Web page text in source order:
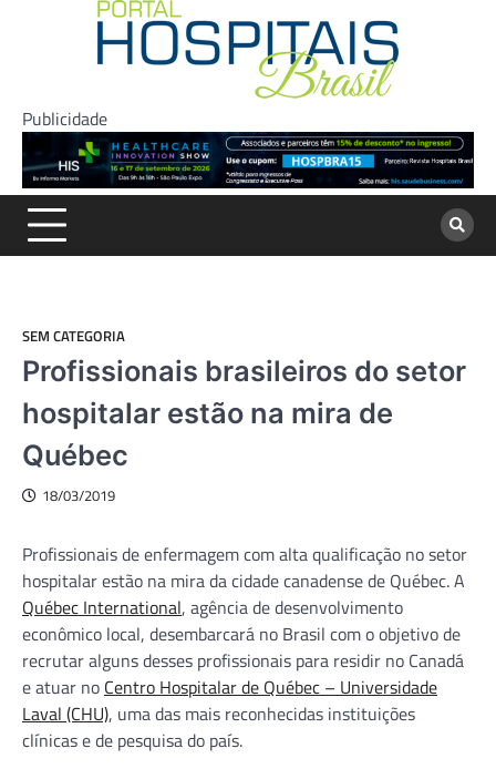
Publicidade
SEM CATEGORIA
Profissionais brasileiros do setor
hospitalar estão na mira de
Québec
18/03/2019
Profissionais de enfermagem com alta qualificação no setor
hospitalar estão na mira da cidade canadense de Québec. A
Québec International, agência de desenvolvimento
econômico local, desembarcará no Brasil com o objetivo de
recrutar alguns desses profissionais para residir no Canadá
e atuar no Centro Hospitalar de Québec – Universidade
Laval (CHU), uma das mais reconhecidas instituições
clínicas e de pesquisa do país.